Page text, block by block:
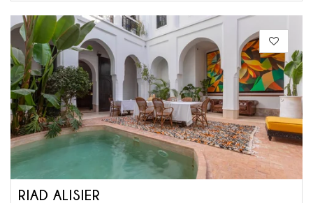
RIAD ALISIER